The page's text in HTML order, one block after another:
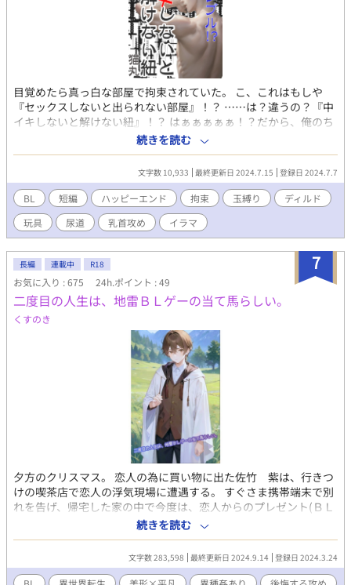
TRPG」「新クトゥルフ神話TRPG」
目覚めたら真っ白な部屋で拘束されていた。 こ、これはもしや
『セックスしないと出られない部屋』！？ ……は？違うの？『中
イキしないと解けない紐』！？ はぁぁぁぁぁ！？だから、俺のち
んこ、しらない男とまとめて縛られてるの！？ どちらが先に中イ
キできるのか『玉ちゃん（主人公）・丸ちゃん（彼氏）ｖｓ対馬
くん・その彼氏』の熱い戦いの火蓋が切って落とされた！！！！
えー、司会進行は『ウサギマスク』がお送りいたします。 ＝＝＝
＝＝ ワンライならぬ1.5ｈライで、お題が「玉縛り」だった時に書
いた作品を加筆修正しました。 ゴリッゴリの特殊性癖な上に、ふ
ざけているので「なんでもこーい」な方のみ、自己責任でお願い
いたします。 一応ハッピーエンド。10,000字くらいの中に登場人
物5人もいるので、「二人のちんこがまとめて縛られてるんだな
ー」位で、体勢とかもなんとなくふわっとイメージしてお楽しみ
いただけると嬉しいです。 ※ムーンライトノベルス様でも掲載し
ています。
続きを読む
文字数 10,933 最終更新日 2024.7.15 登録日 2024.7.7
BL 短編 ハッピーエンド 拘束 玉縛り
ディルド
玩具
尿道 乳首攻め イラマ
7
長編 連載中 R18
お気に入り : 675 24h.ポイント : 49
二度目の人生は、地雷ＢＬゲーの当て馬らしい。
くすのき
夕方のクリスマス。 恋人の為に買い物に出た佐竹 紫は、行きつ
けの喫茶店で恋人の浮気現場に遭遇する。 すぐさま携帯端末で別
れを告げ、帰宅した家の中で今度は、恋人からのプレゼント(ＢＬ
ゲーム)を見つけてしまう。 『あとで一緒にプレイしよう』 その
文面に怒りを覚え、床に投げつけた次の瞬間、紫は意識を失って
しまう。 そして次に目を覚ました先では、 おめでとうございま
す。 前世の記憶を取り戻しました。 貴男にとっては、地雷の
BLゲーム 『Bind』の世界へようこそ。 当て馬キャラではあ
続きを読む
文字数 283,598 最終更新日 2024.9.14 登録日 2024.3.24